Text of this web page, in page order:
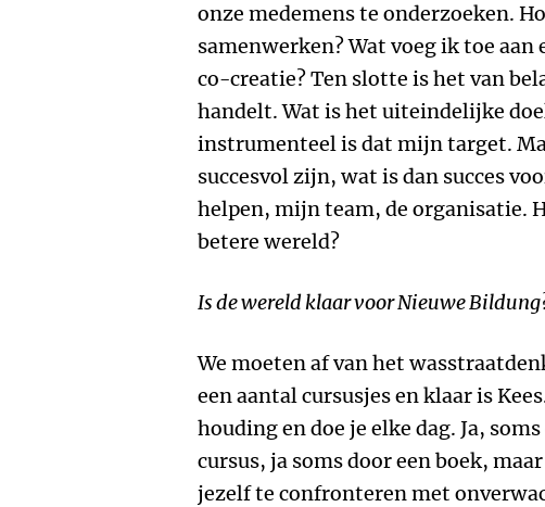
onze medemens te onderzoeken.
samenwerken? Wat voeg ik toe
co-creatie? Ten slotte is het van
handelt. Wat is het uiteindelijke
instrumenteel is dat mijn target.
succesvol zijn, wat is dan succes
helpen, mijn team, de organisatie.
betere wereld?
Is de wereld klaar voor Nieuwe
We moeten af van het
een aantal cursusjes en klaar is
houding en doe je elke dag. Ja,
cursus, ja soms door een boek,
jezelf te confronteren met